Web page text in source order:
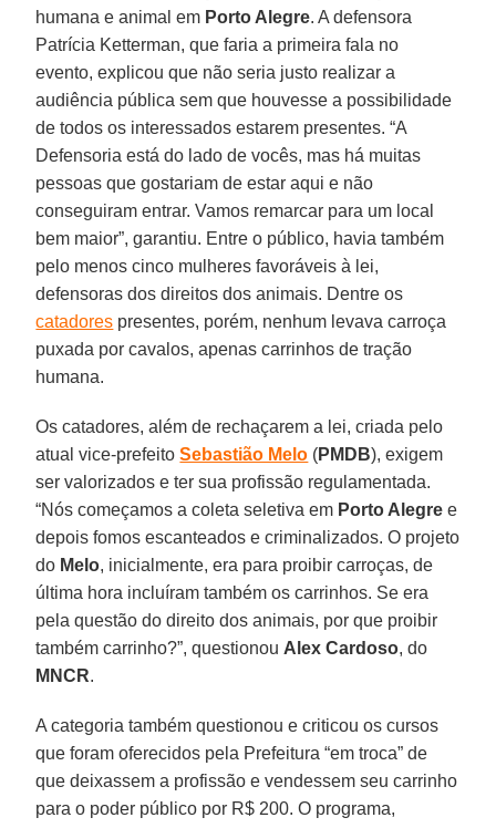
humana e animal em Porto Alegre. A defensora
Patrícia Ketterman, que faria a primeira fala no
evento, explicou que não seria justo realizar a
audiência pública sem que houvesse a possibilidade
de todos os interessados estarem presentes. “A
Defensoria está do lado de vocês, mas há muitas
pessoas que gostariam de estar aqui e não
conseguiram entrar. Vamos remarcar para um local
bem maior”, garantiu. Entre o público, havia também
pelo menos cinco mulheres favoráveis à lei,
defensoras dos direitos dos animais. Dentre os
catadores presentes, porém, nenhum levava carroça
puxada por cavalos, apenas carrinhos de tração
humana.
Os catadores, além de rechaçarem a lei, criada pelo
atual vice-prefeitoSebastião Melo (PMDB), exigem
ser valorizados e ter sua profissão regulamentada.
“Nós começamos a coleta seletiva em Porto Alegre e
depois fomos escanteados e criminalizados. O projeto
do Melo, inicialmente, era para proibir carroças, de
última hora incluíram também os carrinhos. Se era
pela questão do direito dos animais, por que proibir
também carrinho?”, questionou Alex Cardoso, do
MNCR.
A categoria também questionou e criticou os cursos
que foram oferecidos pela Prefeitura “em troca” de
que deixassem a profissão e vendessem seu carrinho
para o poder público por R$ 200. O programa,